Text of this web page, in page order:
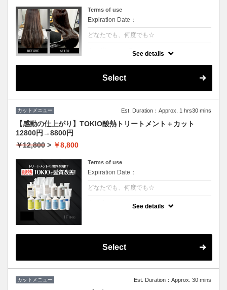
Terms of use
Expiration Date：
どなたでも、何度でも☆
トリートメント！髪質を綺麗にするだけでは
なく、生えてくる毛にもアプローチ致しま
See details
Select
カットメニュー Est. Duration：Approx. 1 hrs30 mins
【感動の仕上がり】TOKIO酸熱トリートメント＋カット
12800円→8800円
￥12,800 > ￥8,800
Terms of use
Expiration Date：
どなたでも、何度でも☆
りを治すことができます。
See details
Select
カットメニュー Est. Duration：Approx. 30 mins